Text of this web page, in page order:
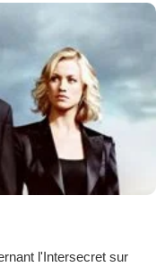
l'Intersecret sur